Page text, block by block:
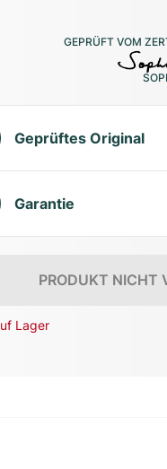
GEPRÜFT VOM
Geprüftes Original
Garantie
PRODUKT NICHT
Lager